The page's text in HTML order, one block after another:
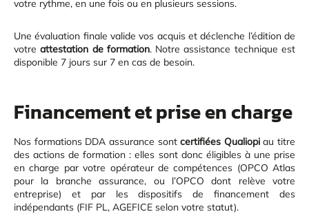
votre rythme, en une fois ou en plusieurs sessions.
Une évaluation finale valide vos acquis et déclenche l’édition de
votreattestation de formation. Notre assistance technique est
disponible 7 jours sur 7 en cas de besoin.
Financement et prise en charge
Nos formations DDA assurance sontcertifiées Qualiopiau titre
des actions de formation : elles sont donc éligibles à une prise
en charge par votre opérateur de compétences (OPCO Atlas
pour la branche assurance, ou l’OPCO dont relève votre
entreprise) et par les dispositifs de financement des
indépendants (FIF PL, AGEFICE selon votre statut).